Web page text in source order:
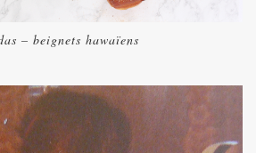
– beignets hawaïens